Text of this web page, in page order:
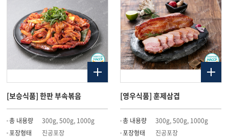
[보승식품] 한판 부속볶음
총 내용량
300g, 500g, 1000g
포장형태
진공포장
[영우식품] 훈제삼겹
총 내용량
300g, 500g, 1000g
포장형태
진공포장